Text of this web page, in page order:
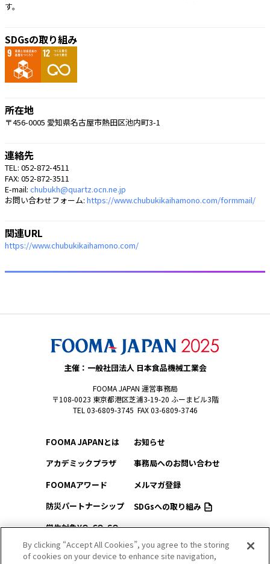
す。
SDGsの取り組み
所在地
〒456-0005 愛知県名古屋市熱田区池内町3-1
連絡先
TEL: 052-872-4511
FAX: 052-872-3511
E-mail: chubukh@quartz.ocn.ne.jp
お問い合わせフォーム: https://www.chubukikaihamono.com/formmail/
関連URL
https://www.chubukikaihamono.com/
主催：一般社団法人 日本食品機械工業会
FOOMA JAPAN 運営事務局
〒108-0023 東京都港区芝浦3-19-20 ふーまビル3階
TEL 03-6809-3745 FAX 03-6809-3746
FOOMA JAPANとは
アカデミックプラザ
FOOMAアワード
防災パートナーシップ
学生対象YO-CO-SO
（ようこそ）FOOMA
会場アクセス
お知らせ
事務局へのお問い合わせ
メルマガ登録
SDGsへの取り組み
プライバシーポリシー
By clicking “Accept All Cookies”, you agree to the storing
of cookies on your device to enhance site navigation,